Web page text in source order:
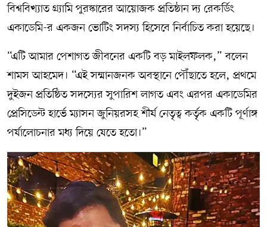
বিশ্ববিখ্যাত গ্র্যামি পুরস্কারের আয়োজক প্রতিষ্ঠান দ্য রেকর্ডিং
একাডেমি-র একজন ভোটিং সদস্য হিসেবে নির্বাচিত করা হয়েছে।
“এটি আমার পেশাগত জীবনের একটি বড় মাইলফলক,” বলেন
শামস আহমেদ। “এই সম্মানজনক অবস্থানে পৌঁছাতে হলে, প্রথমে
দুইজন প্রতিষ্ঠিত সদস্যের সুপারিশ লাগত এবং এরপর একাডেমির
প্রেসিডেন্ট হার্ভে ম্যাসন জুনিয়রসহ শীর্ষ নেতৃত্ব কর্তৃক একটি পূর্ণাঙ্গ
পর্যালোচনার মধ্য দিয়ে যেতে হতো।”